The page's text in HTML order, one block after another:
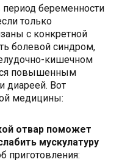
период беременности
только
с конкретной
болевой синдром,
кишечном
повышенным
диареей. Вот
медицины:
отвар поможет
мускулатуру
приготовления: